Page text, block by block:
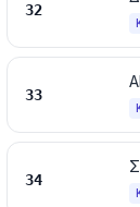
32
33
34